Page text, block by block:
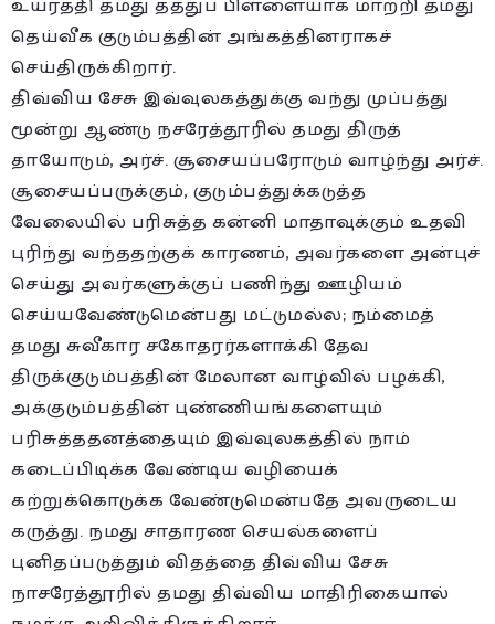
தெய்வீக குடும்பத்தின் அங்கத்தினராகச்
செய்திருக்கிறார்.
திவ்விய சேசு இவ்வுலகத்துக்கு வந்து முப்பத்து
மூன்று ஆண்டு நசரேத்தூரில் தமது திருத்
தாயோடும், அர்ச். சூசையப்பரோடும் வாழ்ந்து அர்ச்.
சூசையப்பருக்கும், குடும்பத்துக்கடுத்த
வேலையில் பரிசுத்த கன்னி மாதாவுக்கும் உதவி
புரிந்து வந்ததற்குக் காரணம், அவர்களை அன்புச்
செய்து அவர்களுக்குப் பணிந்து ஊழியம்
செய்யவேண்டுமென்பது மட்டுமல்ல; நம்மைத்
தமது சுவீகார சகோதரர்களாக்கி தேவ
திருக்குடும்பத்தின் மேலான வாழ்வில் பழக்கி,
அக்குடும்பத்தின் புண்ணியங்களையும்
பரிசுத்ததனத்தையும் இவ்வுலகத்தில் நாம்
கடைப்பிடிக்க வேண்டிய வழியைக்
கற்றுக்கொடுக்க வேண்டுமென்பதே அவருடைய
கருத்து. நமது சாதாரண செயல்களைப்
புனிதப்படுத்தும் விதத்தை திவ்விய சேசு
நாசரேத்தூரில் தமது திவ்விய மாதிரிகையால்